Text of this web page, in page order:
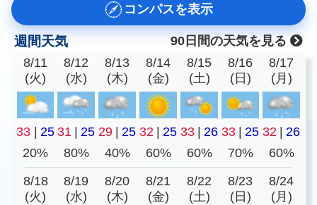
コンパスを表示
週間天気
90日間の天気を見る
8/11
(火)
8/12
(水)
8/13
(木)
8/14
(金)
8/15
(土)
8/16
(日)
8/17
(月)
33 25 31 25 29 25 32 25 33 26 33 25 32
26
20%
80% 40% 60% 60% 70% 60%
8/18
(火)
8/19
(水)
8/20
(木)
8/21
(金)
8/22
(土)
8/23
(日)
8/24
(月)